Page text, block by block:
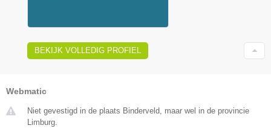
BEKIJK VOLLEDIG PROFIEL
Webmatic
Niet gevestigd in de plaats Binderveld, maar wel in de provincie
Limburg.